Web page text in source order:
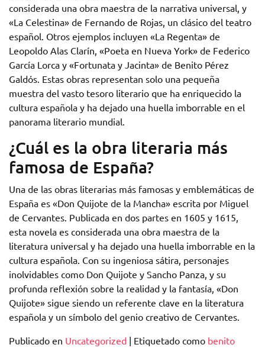
considerada una obra maestra de la narrativa universal, y
«La Celestina» de Fernando de Rojas, un clásico del teatro
español. Otros ejemplos incluyen «La Regenta» de
Leopoldo Alas Clarín, «Poeta en Nueva York» de Federico
García Lorca y «Fortunata y Jacinta» de Benito Pérez
Galdós. Estas obras representan solo una pequeña
muestra del vasto tesoro literario que ha enriquecido la
cultura española y ha dejado una huella imborrable en el
panorama literario mundial.
¿Cuál es la obra literaria más
famosa de España?
Una de las obras literarias más famosas y emblemáticas de
España es «Don Quijote de la Mancha» escrita por Miguel
de Cervantes. Publicada en dos partes en 1605 y 1615,
esta novela es considerada una obra maestra de la
literatura universal y ha dejado una huella imborrable en la
cultura española. Con su ingeniosa sátira, personajes
inolvidables como Don Quijote y Sancho Panza, y su
profunda reflexión sobre la realidad y la fantasía, «Don
Quijote» sigue siendo un referente clave en la literatura
española y un símbolo del genio creativo de Cervantes.
Publicado en Uncategorized | Etiquetado como benito